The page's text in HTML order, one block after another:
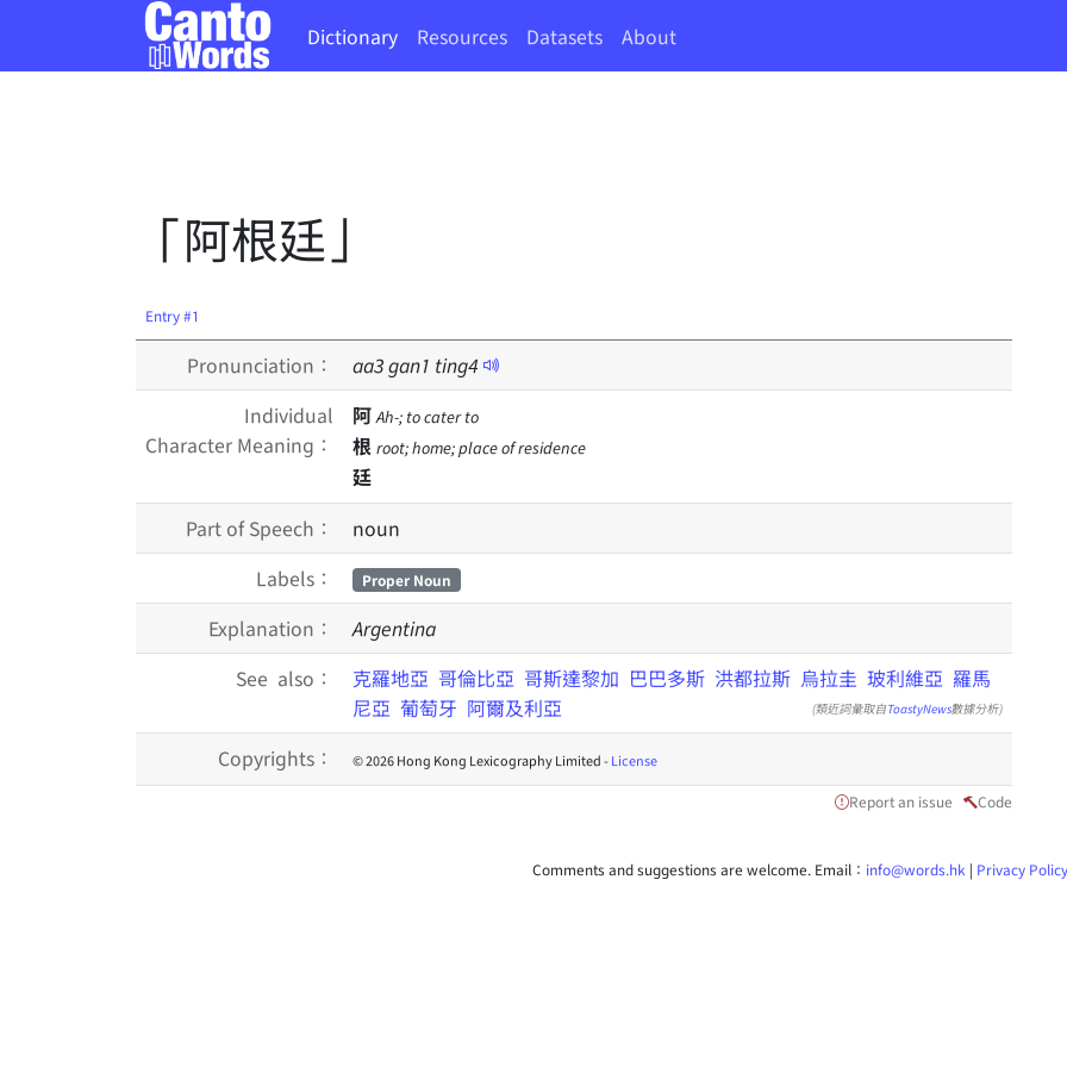
Dictionary Resources Datasets About
「阿根廷」
Entry #1
Pronunciation： aa3gan1 ting4
Individual
Character Meaning：
阿 Ah-; to cater to
根 root; home; place of residence
廷
Part of Speech：
noun
Labels：
Proper Noun
Explanation：
Argentina
See also：
克羅地亞 哥倫比亞 哥斯達黎加 巴巴多斯 洪都拉斯 烏拉圭 玻利維亞 羅馬
尼亞 葡萄牙 阿爾及利亞 (類近詞彙取自ToastyNews數據分析)
Copyrights： © 2026 Hong Kong Lexicography Limited -License
Report an issue Code
Comments and suggestions are welcome. Email： info@words.hk | Privacy Policy